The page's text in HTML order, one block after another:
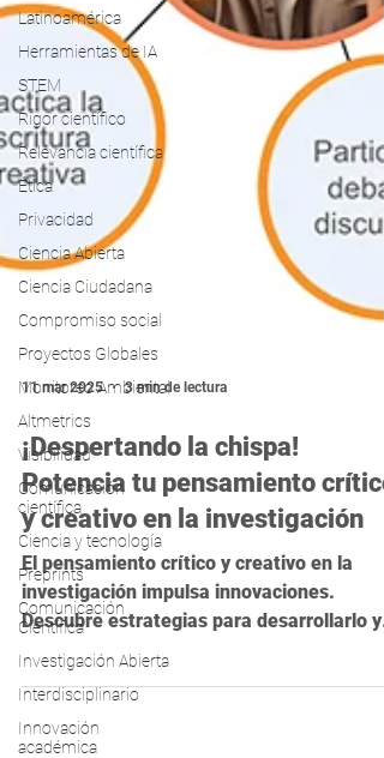
Latinoamérica
Herramientas de IA
STEM
Rigor científico
Relevancia científica
Ética
Privacidad
Ciencia Abierta
Ciencia Ciudadana
Compromiso social
Proyectos Globales
Monitoreo Ambiental
Altmetrics
Visibilidad
Comunicación
científica
Ciencia y tecnología
Preprints
Comunicación
Científica
Investigación Abierta
Interdisciplinario
Innovación
académica
11 mar 2025 3 min de lectura
¡Despertando la chispa!
Potencia tu pensamiento crítico
y creativo en la investigación
El pensamiento crítico y creativo en la
investigación impulsa innovaciones.
Descubre estrategias para desarrollarlo y
aplicar nuevas ideas.